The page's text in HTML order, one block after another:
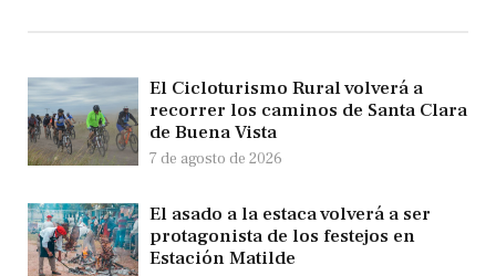
El Cicloturismo Rural volverá a
recorrer los caminos de Santa Clara
de Buena Vista
7 de agosto de 2026
El asado a la estaca volverá a ser
protagonista de los festejos en
Estación Matilde